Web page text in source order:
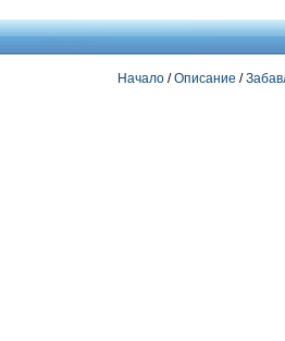
Начало /Описание /